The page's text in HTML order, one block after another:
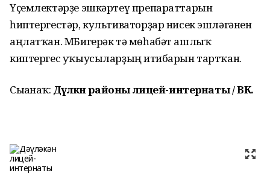
Үҫемлектәрҙе эшкәртеү препараттарын
һиптергестәр, культиваторҙар нисек эшләгәнен
аңлатҡан. МБигерәк тә мөһабәт ашлыҡ
киптергес уҡыусыларҙың иғтибарын тартҡан.
Сығанаҡ: Дәүләкән районы лицей-интернаты / ВК.